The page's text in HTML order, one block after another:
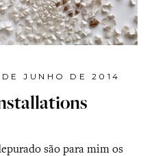
JUNHO DE 2014
são para mim os